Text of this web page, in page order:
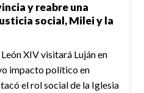
y reabre una
social, Milei y la
XIV visitará Luján en
impacto político en
el rol social de la Iglesia